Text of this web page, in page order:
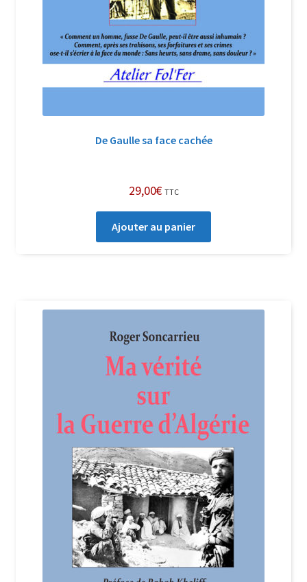
Soutien à Philippe Randa
Suivi de la Commande
De Gaulle sa face cachée
29,00€ TTC
Ajouter au panier